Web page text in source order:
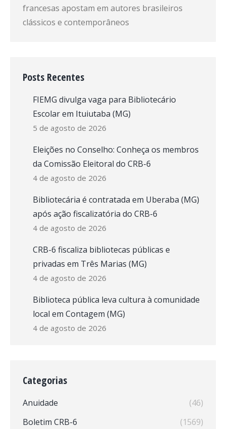
francesas apostam em autores brasileiros
clássicos e contemporâneos
Posts Recentes
FIEMG divulga vaga para Bibliotecário
Escolar em Ituiutaba (MG)
5 de agosto de 2026
Eleições no Conselho: Conheça os membros
da Comissão Eleitoral do CRB-6
4 de agosto de 2026
Bibliotecária é contratada em Uberaba (MG)
após ação fiscalizatória do CRB-6
4 de agosto de 2026
CRB-6 fiscaliza bibliotecas públicas e
privadas em Três Marias (MG)
4 de agosto de 2026
Biblioteca pública leva cultura à comunidade
local em Contagem (MG)
4 de agosto de 2026
Categorias
Anuidade
(46)
Boletim CRB-6
(1569)